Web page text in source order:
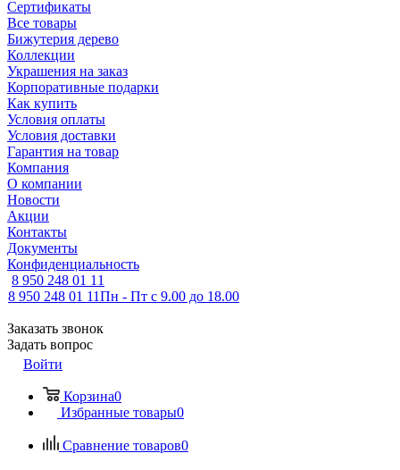
Сертификаты
Все товары
Бижутерия дерево
Коллекции
Украшения на заказ
Корпоративные подарки
Как купить
Условия оплаты
Условия доставки
Гарантия на товар
Компания
О компании
Новости
Акции
Контакты
Документы
Конфиденциальность
8 950 248 01 11
8 950 248 01 11Пн - Пт с 9.00 до 18.00
Заказать звонок
Задать вопрос
Войти
Корзина0
Избранные товары0
Сравнение товаров0